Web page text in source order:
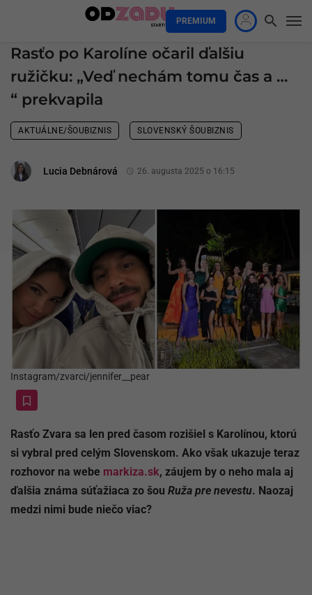
PREMIUM
Rasťo po Karolíne očaril ďalšiu
ružičku: „Veď nechám tomu čas a …
“ prekvapila
AKTUÁLNE/ŠOUBIZNIS SLOVENSKÝ ŠOUBIZNIS
Lucia Debnárová 26. augusta 2025 o 16:15
Instagram/zvarci/jennifer__pear
Rasťo Zvara sa len pred časom rozišiel s Karolínou, ktorú
si vybral pred celým Slovenskom. Ako však ukazuje teraz
rozhovor na webe markiza.sk, záujem by o neho mala aj
ďalšia známa súťažiaca zo šou Ruža pre nevestu. Naozaj
medzi nimi bude niečo viac?